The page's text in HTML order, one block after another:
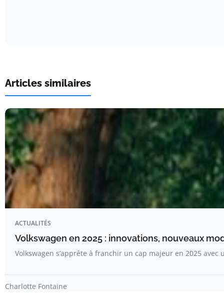
Articles similaires
ACTUALITÉS
Volkswagen en 2025 : innovations, nouveaux
Volkswagen s’apprête à franchir un cap majeur en 2025 avec
Charlotte Fontaine